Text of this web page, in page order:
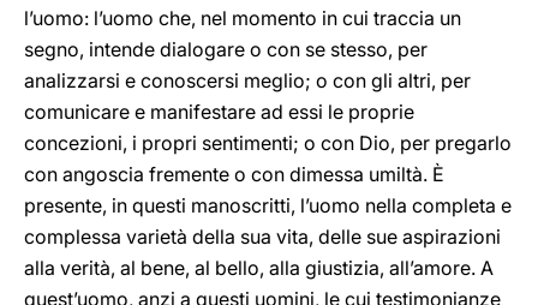
l’uomo: l’uomo che, nel momento in cui traccia un
segno, intende dialogare o con se stesso, per
analizzarsi e conoscersi meglio; o con gli altri, per
comunicare e manifestare ad essi le proprie
concezioni, i propri sentimenti; o con Dio, per pregarlo
con angoscia fremente o con dimessa umiltà. È
presente, in questi manoscritti, l’uomo nella completa e
complessa varietà della sua vita, delle sue aspirazioni
alla verità, al bene, al bello, alla giustizia, all’amore. A
quest’uomo, anzi a questi uomini, le cui testimonianze